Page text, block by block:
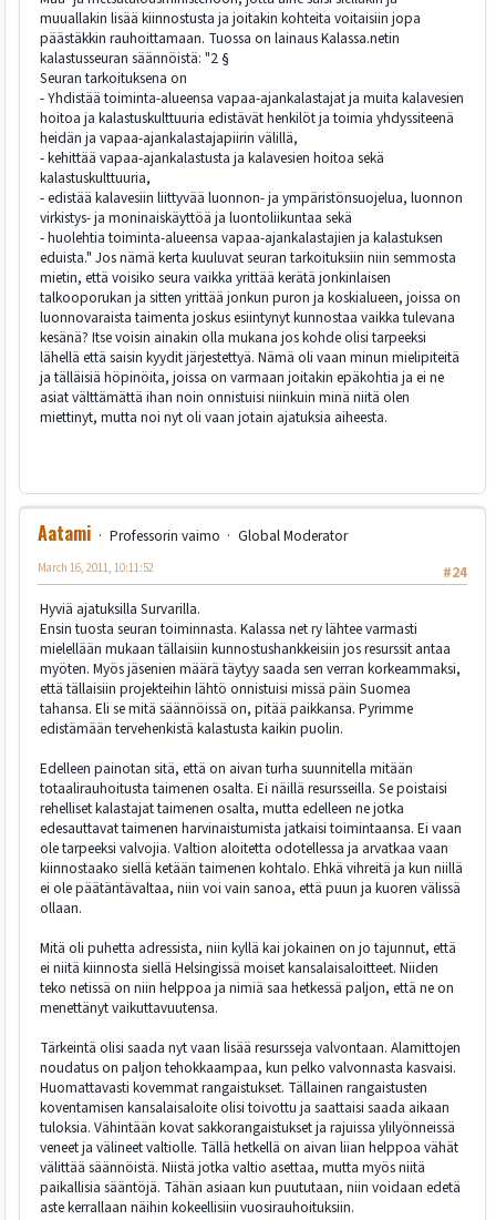
muuallakin lisää kiinnostusta ja joitakin kohteita voitaisiin jopa
päästäkkin rauhoittamaan. Tuossa on lainaus Kalassa.netin
kalastusseuran säännöistä: "2 §
Seuran tarkoituksena on
- Yhdistää toiminta-alueensa vapaa-ajankalastajat ja muita kalavesien
hoitoa ja kalastuskulttuuria edistävät henkilöt ja toimia yhdyssiteenä
heidän ja vapaa-ajankalastajapiirin välillä,
- kehittää vapaa-ajankalastusta ja kalavesien hoitoa sekä
kalastuskulttuuria,
- edistää kalavesiin liittyvää luonnon- ja ympäristönsuojelua, luonnon
virkistys- ja moninaiskäyttöä ja luontoliikuntaa sekä
- huolehtia toiminta-alueensa vapaa-ajankalastajien ja kalastuksen
eduista." Jos nämä kerta kuuluvat seuran tarkoituksiin niin semmosta
mietin, että voisiko seura vaikka yrittää kerätä jonkinlaisen
talkooporukan ja sitten yrittää jonkun puron ja koskialueen, joissa on
luonnovaraista taimenta joskus esiintynyt kunnostaa vaikka tulevana
kesänä? Itse voisin ainakin olla mukana jos kohde olisi tarpeeksi
lähellä että saisin kyydit järjestettyä. Nämä oli vaan minun mielipiteitä
ja tälläisiä höpinöita, joissa on varmaan joitakin epäkohtia ja ei ne
asiat välttämättä ihan noin onnistuisi niinkuin minä niitä olen
miettinyt, mutta noi nyt oli vaan jotain ajatuksia aiheesta.
Aatami Professorin vaimo
Global Moderator
#24
March 16, 2011, 10:11:52
Hyviä ajatuksilla Survarilla.
Ensin tuosta seuran toiminnasta. Kalassa net ry lähtee varmasti
mielellään mukaan tällaisiin kunnostushankkeisiin jos resurssit antaa
myöten. Myös jäsenien määrä täytyy saada sen verran korkeammaksi,
että tällaisiin projekteihin lähtö onnistuisi missä päin Suomea
tahansa. Eli se mitä säännöissä on, pitää paikkansa. Pyrimme
edistämään tervehenkistä kalastusta kaikin puolin.
Edelleen painotan sitä, että on aivan turha suunnitella mitään
totaalirauhoitusta taimenen osalta. Ei näillä resursseilla. Se poistaisi
rehelliset kalastajat taimenen osalta, mutta edelleen ne jotka
edesauttavat taimenen harvinaistumista jatkaisi toimintaansa. Ei vaan
ole tarpeeksi valvojia. Valtion aloitetta odotellessa ja arvatkaa vaan
kiinnostaako siellä ketään taimenen kohtalo. Ehkä vihreitä ja kun niillä
ei ole päätäntävaltaa, niin voi vain sanoa, että puun ja kuoren välissä
ollaan.
Mitä oli puhetta adressista, niin kyllä kai jokainen on jo tajunnut, että
ei niitä kiinnosta siellä Helsingissä moiset kansalaisaloitteet. Niiden
teko netissä on niin helppoa ja nimiä saa hetkessä paljon, että ne on
menettänyt vaikuttavuutensa.
Tärkeintä olisi saada nyt vaan lisää resursseja valvontaan. Alamittojen
noudatus on paljon tehokkaampaa, kun pelko valvonnasta kasvaisi.
Huomattavasti kovemmat rangaistukset. Tällainen rangaistusten
koventamisen kansalaisaloite olisi toivottu ja saattaisi saada aikaan
tuloksia. Vähintään kovat sakkorangaistukset ja rajuissa ylilyönneissä
veneet ja välineet valtiolle. Tällä hetkellä on aivan liian helppoa vähät
välittää säännöistä. Niistä jotka valtio asettaa, mutta myös niitä
paikallisia sääntöjä. Tähän asiaan kun puututaan, niin voidaan edetä
aste kerrallaan näihin kokeellisiin vuosirauhoituksiin.